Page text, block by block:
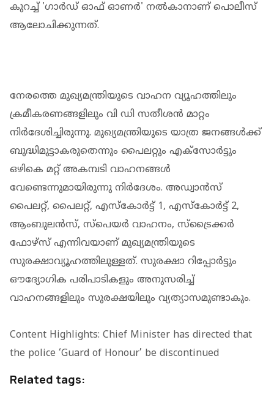
കുറച്ച് 'ഗാര്‍ഡ് ഓഫ് ഓണര്‍' നല്‍കാനാണ് പൊലീസ്
ആലോചിക്കുന്നത്.
നേരത്തെ മുഖ്യമന്ത്രിയുടെ വാഹന വ്യൂഹത്തിലും
ക്രമീകരണങ്ങളിലും വി ഡി സതീശന്‍ മാറ്റം
നിര്‍ദേശിച്ചിരുന്നു. മുഖ്യമന്ത്രിയുടെ യാത്ര ജനങ്ങള്‍ക്ക്
ബുദ്ധിമുട്ടാകരുതെന്നും പൈലറ്റും എക്‌സോര്‍ട്ടും
ഒഴികെ മറ്റ് അകമ്പടി വാഹനങ്ങള്‍
വേണ്ടെന്നുമായിരുന്നു നിര്‍ദേശം. അഡ്വാന്‍സ്
പൈലറ്റ്, പൈലറ്റ്, എസ്‌കോര്‍ട്ട് 1, എസ്‌കോര്‍ട്ട് 2,
ആംബുലന്‍സ്, സ്പെയര്‍ വാഹനം, സ്ട്രൈക്കര്‍
ഫോഴ്സ് എന്നിവയാണ് മുഖ്യമന്ത്രിയുടെ
സുരക്ഷാവ്യൂഹത്തിലുള്ളത്. സുരക്ഷാ റിപ്പോര്‍ട്ടും
ഔദ്യോഗിക പരിപാടികളും അനുസരിച്ച്
വാഹനങ്ങളിലും സുരക്ഷയിലും വ്യത്യാസമുണ്ടാകും.
Content Highlights: Chief Minister has directed that
the police ‘Guard of Honour’ be discontinued
Related tags: